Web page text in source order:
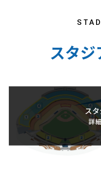
スタジ
スタ
詳